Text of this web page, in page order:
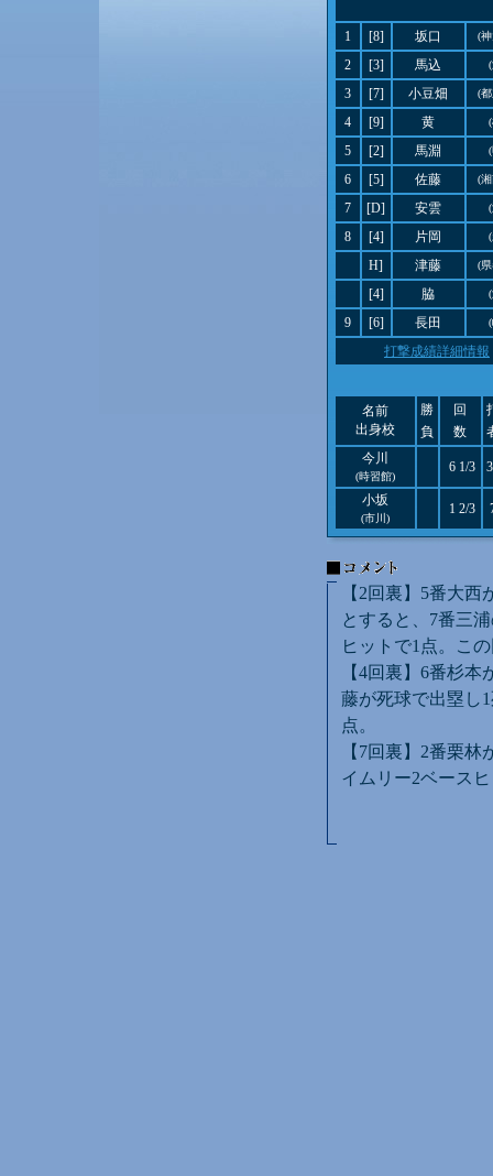
1 [8] 坂口 (
2 [3] 馬込
3 [7] 小豆畑 (
4 [9] 黄
5 [2] 馬淵
6 [5] 佐藤 (
7 [D] 安雲
8 [4] 片岡
H] 津藤 (
[4] 脇
9 [6] 長田
打撃成績詳細情報
名前
出身校
勝
負
回
数
今川
(時習館)
6 1/3
小坂
(市川)
1 2/3
【2回裏】5番大
とすると、7番三
ヒットで1点。こ
【4回裏】6番杉
藤が死球で出塁し
点。
【7回裏】2番栗
イムリー2ベース